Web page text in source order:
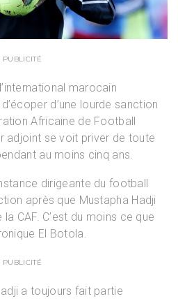
PUBLICITÉ
marocain
d’une lourde sanction
Africaine de Football
adjoint se voit priver de toute
au moins cinq ans.
dirigeante du football
après que Mustapha Hadji
CAF. C’est du moins ce que
El Botola.
PUBLICITÉ
a toujours fait partie